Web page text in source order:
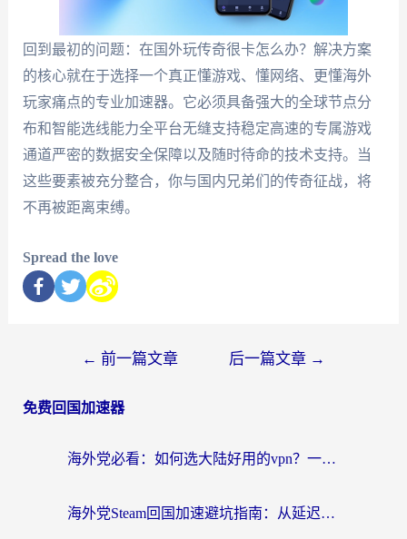
回到最初的问题：在国外玩传奇很卡怎么办？解决方案
的核心就在于选择一个真正懂游戏、懂网络、更懂海外
玩家痛点的专业加速器。它必须具备强大的全球节点分
布和智能选线能力全平台无缝支持稳定高速的专属游戏
通道严密的数据安全保障以及随时待命的技术支持。当
这些要素被充分整合，你与国内兄弟们的传奇征战，将
不再被距离束缚。
Spread the love
← 前一篇文章 后一篇文章 →
免费回国加速器
海外党必看：如何选大陆好用的vpn？一篇解决你的回国访问难题
海外党Steam回国加速避坑指南：从延迟卡顿到无缝畅玩，我踩过的坑和最优解